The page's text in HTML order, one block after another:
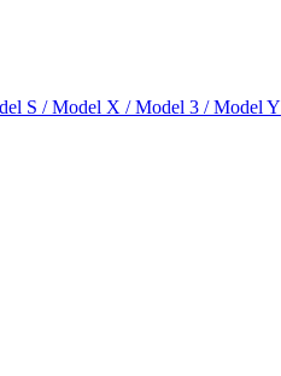
S / Model X / Model 3 / Model Y